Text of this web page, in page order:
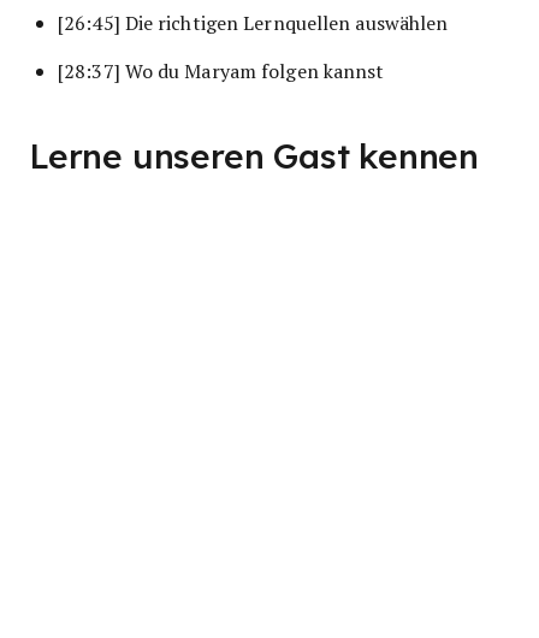
[26:45] Die richtigen Lernquellen auswählen
[28:37] Wo du Maryam folgen kannst
Lerne unseren Gast kennen